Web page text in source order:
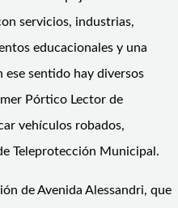
servicios, industrias,
educacionales y una
ese sentido hay diversos
Pórtico Lector de
vehículos robados,
Teleprotección Municipal.
de Avenida Alessandri, que